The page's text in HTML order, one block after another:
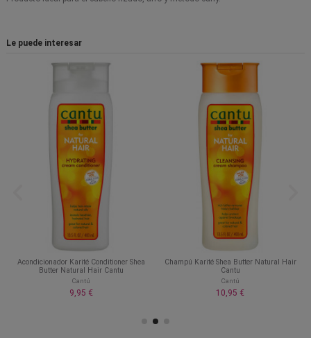
Le puede interesar
Acondicionador Karité Conditioner Shea
Butter Natural Hair Cantu
Cantú
9,95 €
Champú Karité Shea Butter Natural Hair
Cantu
Cantú
10,95 €